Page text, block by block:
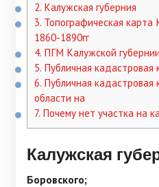
2. Калужская губерния
3. Топографическая карта
1860-1890гг
4. ПГМ Калужской
5. Публичная кадастровая
6. Публичная кадастровая
области на
7. Почему нет участка на
Калужская
Боровского;